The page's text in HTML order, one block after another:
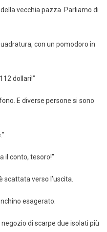
vecchia pazza. Parliamo di
con un pomodoro in
dollari!”
E diverse persone si sono
il conto, tesoro!”
verso l’uscita.
esagerato.
di scarpe due isolati più